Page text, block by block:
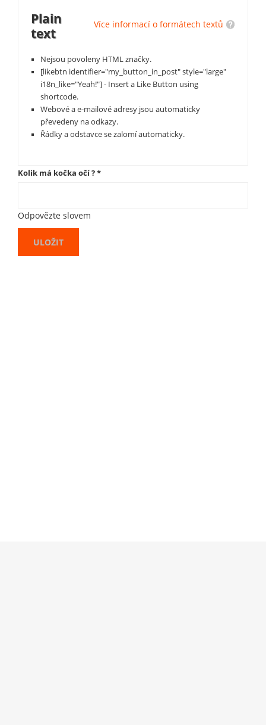
Více informací o formátech textů
Plain
text
Nejsou povoleny HTML značky.
[likebtn identifier="my_button_in_post" style="large"
i18n_like="Yeah!"] - Insert a Like Button using
shortcode.
Webové a e-mailové adresy jsou automaticky
převedeny na odkazy.
Řádky a odstavce se zalomí automaticky.
Kolik má kočka očí ?*
Odpovězte slovem